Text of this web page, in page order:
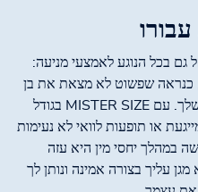
בכל הנוגע לאמצעי מניעה:
כנראה שפשוט לא מצאת את בן
הזוג המתאים ליצירה הטובה ביותר שלך. עם MISTER SIZE בגודל
או תופעות לוואי לא נעימות
במהלך יחסי מין היא עזה
עליך בצורה אמינה ונותן לך